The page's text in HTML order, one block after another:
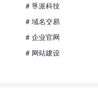
# 垦派科技
# 域名交易
# 企业官网
# 网站建设